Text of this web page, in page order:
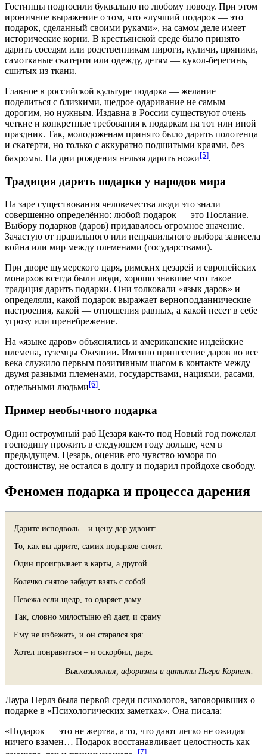
Гостинцы подносили буквально по любому поводу. При этом
ироничное выражение о том, что «лучший подарок — это
подарок, сделанный своими руками», на самом деле имеет
исторические корни. В крестьянской среде было принято
дарить соседям или родственникам пироги, куличи, пряники,
самотканые скатерти или одежду, детям — кукол-берегинь,
сшитых из ткани.
Главное в российской культуре подарка — желание
поделиться с близкими, щедрое одаривание не самым
дорогим, но нужным. Издавна в России существуют очень
четкие и конкретные требования к подаркам на тот или иной
праздник. Так, молодоженам принято было дарить полотенца
и скатерти, но только с аккуратно подшитыми краями, без
бахромы. На дни рождения нельзя дарить ножи[5].
Традиция дарить подарки у народов мира
На заре существования человечества люди это знали
совершенно определённо: любой подарок — это Послание.
Выбору подарков (даров) придавалось огромное значение.
Зачастую от правильного или неправильного выбора зависела
война или мир между племенами (государствами).
При дворе шумерского царя, римских цезарей и европейских
монархов всегда были люди, хорошо знавшие что такое
традиция дарить подарки. Они толковали «язык даров» и
определяли, какой подарок выражает верноподданнические
настроения, какой — отношения равных, а какой несет в себе
угрозу или пренебрежение.
На «языке даров» объяснялись и американские индейские
племена, туземцы Океании. Именно принесение даров во все
века служило первым позитивным шагом в контакте между
двумя разными племенами, государствами, нациями, расами,
отдельными людьми[6].
Пример необычного подарка
Один остроумный раб Цезаря как-то под Новый год пожелал
господину прожить в следующем году дольше, чем в
предыдущем. Цезарь, оценив его чувство юмора по
достоинству, не остался в долгу и подарил пройдохе свободу.
Феномен подарка и процесса дарения
Дарите исподволь – и цену дар удвоит:
То, как вы дарите, самих подарков стоит.
Один проигрывает в карты, а другой
Колечко снятое забудет взять с собой.
Невежа если щедр, то одаряет даму.
Так, словно милостыню ей дает, и сраму
Ему не избежать, и он старался зря:
Хотел понравиться – и оскорбил, даря.
—Высказывания, афоризмы и цитаты Пьера Корнеля.
Лаура Перлз была первой среди психологов, заговоривших о
подарке в «Психологических заметках». Она писала:
«Подарок — это не жертва, а то, что дают легко не ожидая
ничего взамен… Подарок восстанавливает целостность как
[7]